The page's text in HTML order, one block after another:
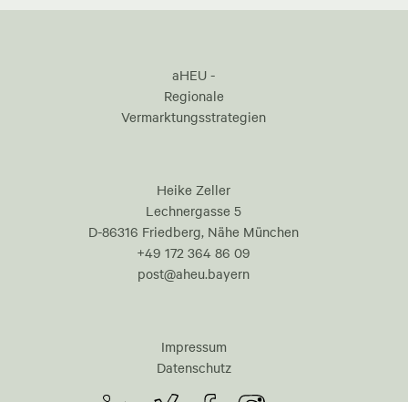
aHEU -
Regionale
Vermarktungsstrategien
Heike Zeller
Lechnergasse 5
D-86316 Friedberg, Nähe München
+49 172 364 86 09
post@aheu.bayern
Impressum
Datenschutz